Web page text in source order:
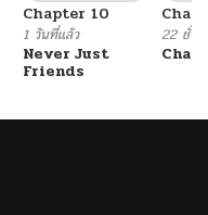
02/13/2026
Chapter 10
1 วันที่แล้ว
Never Just
Friends
22 ชั่วโ